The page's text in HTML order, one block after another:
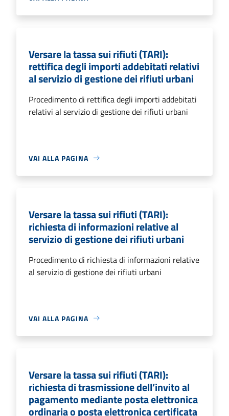
Versare la tassa sui rifiuti (TARI):
rettifica degli importi addebitati relativi
al servizio di gestione dei rifiuti urbani
Procedimento di rettifica degli importi addebitati
relativi al servizio di gestione dei rifiuti urbani
VAI ALLA PAGINA
Versare la tassa sui rifiuti (TARI):
richiesta di informazioni relative al
servizio di gestione dei rifiuti urbani
Procedimento di richiesta di informazioni relative
al servizio di gestione dei rifiuti urbani
VAI ALLA PAGINA
Versare la tassa sui rifiuti (TARI):
richiesta di trasmissione dell’invito al
pagamento mediante posta elettronica
ordinaria o posta elettronica certificata